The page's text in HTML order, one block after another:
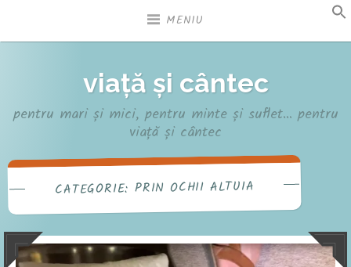
MENIU
viață și cântec
pentru mari și mici, pentru minte și suflet… pentru
viață și cântec
CATEGORIE:PRIN OCHII ALTUIA